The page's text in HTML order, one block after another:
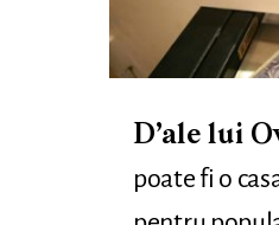
D’ale lui
poate fi o